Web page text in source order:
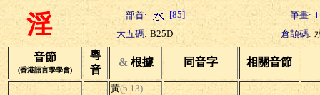
淫 部首: [85] 筆畫:
大五碼: B25D 倉頡碼:
音節
(香港語言學學會)
粵
音
& 根據 同音字 相關音節
黃(p.13)